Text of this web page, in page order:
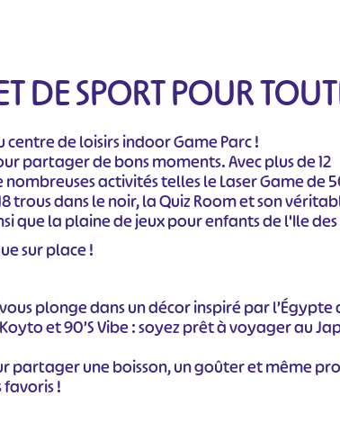
DE SPORT POUR
de loisirs indoor Game Parc !
partager de bons moments. Avec plus de 12
activités telles le Laser Game de
trous dans le noir, la Quiz Room et son
que la plaine de jeux pour enfants de l'Ile
sur place !
plonge dans un décor inspiré par l’Égypte
et 90’S Vibe : soyez prêt à voyager au
partager une boisson, un goûter et même
!